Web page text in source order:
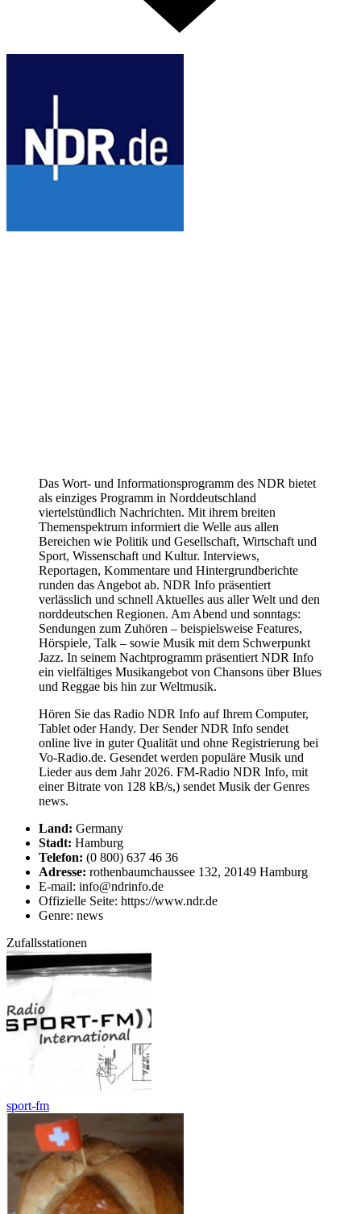
Das Wort- und Informationsprogramm des NDR bietet
als einziges Programm in Norddeutschland
viertelstündlich Nachrichten. Mit ihrem breiten
Themenspektrum informiert die Welle aus allen
Bereichen wie Politik und Gesellschaft, Wirtschaft und
Sport, Wissenschaft und Kultur. Interviews,
Reportagen, Kommentare und Hintergrundberichte
runden das Angebot ab. NDR Info präsentiert
verlässlich und schnell Aktuelles aus aller Welt und den
norddeutschen Regionen. Am Abend und sonntags:
Sendungen zum Zuhören – beispielsweise Features,
Hörspiele, Talk – sowie Musik mit dem Schwerpunkt
Jazz. In seinem Nachtprogramm präsentiert NDR Info
ein vielfältiges Musikangebot von Chansons über Blues
und Reggae bis hin zur Weltmusik.
Hören Sie das Radio NDR Info auf Ihrem Computer,
Tablet oder Handy. Der Sender NDR Info sendet
online live in guter Qualität und ohne Registrierung bei
Vo-Radio.de. Gesendet werden populäre Musik und
Lieder aus dem Jahr 2026. FM-Radio NDR Info, mit
einer Bitrate von 128 kB/s,) sendet Musik der Genres
news.
Land: Germany
Stadt: Hamburg
Telefon: (0 800) 637 46 36
Adresse: rothenbaumchaussee 132, 20149 Hamburg
E-mail: info@ndrinfo.de
Offizielle Seite: https://www.ndr.de
Genre: news
Zufallsstationen
sport-fm